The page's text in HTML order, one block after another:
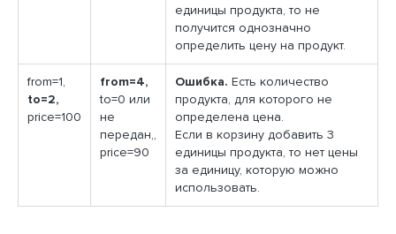
единицы продукта, то не
получится однозначно
определить цену на продукт.
from=1,
to=2,
price=100
from=4,
to=0 или
не
передан,,
price=90
Ошибка. Есть количество
продукта, для которого не
определена цена.
Если в корзину добавить 3
единицы продукта, то нет цены
за единицу, которую можно
использовать.